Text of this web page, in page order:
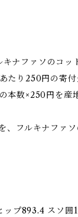
ナファソのコッ
たり250円の寄付
本数×250円を産
、フルキナファ
ップ893.4 スソ囲